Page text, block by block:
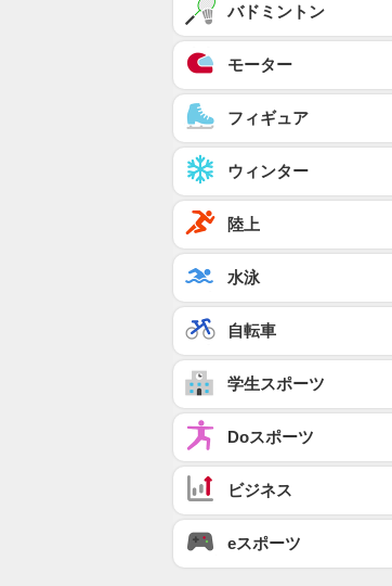
バドミントン
モーター
フィギュア
ウィンター
陸上
水泳
自転車
学生スポーツ
Doスポーツ
ビジネス
eスポーツ